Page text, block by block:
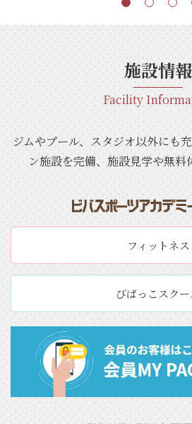
施設情報
Facility
ジムやプール、スタジオ以外にも
ン施設を完備、施設見学や無料
フィットネス
びばっこスク